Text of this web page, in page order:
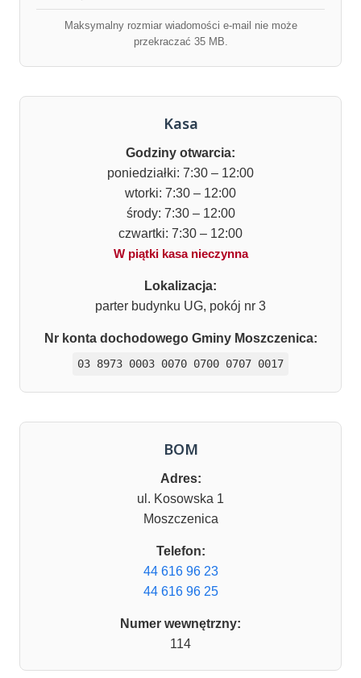
Maksymalny rozmiar wiadomości e-mail nie może
przekraczać 35 MB.
Kasa
Godziny otwarcia:
poniedziałki: 7:30 – 12:00
wtorki: 7:30 – 12:00
środy: 7:30 – 12:00
czwartki: 7:30 – 12:00
W piątki kasa nieczynna
Lokalizacja:
parter budynku UG, pokój nr 3
Nr konta dochodowego Gminy Moszczenica:
03 8973 0003 0070 0700 0707 0017
BOM
Adres:
ul. Kosowska 1
Moszczenica
Telefon:
44 616 96 23
44 616 96 25
Numer wewnętrzny:
114